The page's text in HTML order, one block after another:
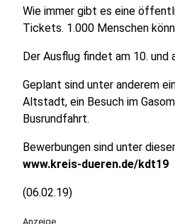
Wie immer gibt es eine
Tickets. 1.000 Menschen
Der Ausflug findet am 10. und
Geplant sind unter anderem
Altstadt, ein Besuch im
Busrundfahrt.
Bewerbungen sind unter
www.kreis-dueren.de/kdt19
(06.02.19)
Anzeige